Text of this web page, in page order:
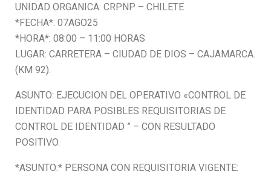
UNIDAD ORGANICA: CRPNP – CHILETE
*FECHA*: 07AGO25
*HORA*: 08:00 – 11:00 HORAS
LUGAR: CARRETERA – CIUDAD DE DIOS – CAJAMARCA.
(KM 92).
ASUNTO: EJECUCION DEL OPERATIVO «CONTROL DE
IDENTIDAD PARA POSIBLES REQUISITORIAS DE
CONTROL DE IDENTIDAD ” – CON RESULTADO
POSITIVO.
*ASUNTO:* PERSONA CON REQUISITORIA VIGENTE: